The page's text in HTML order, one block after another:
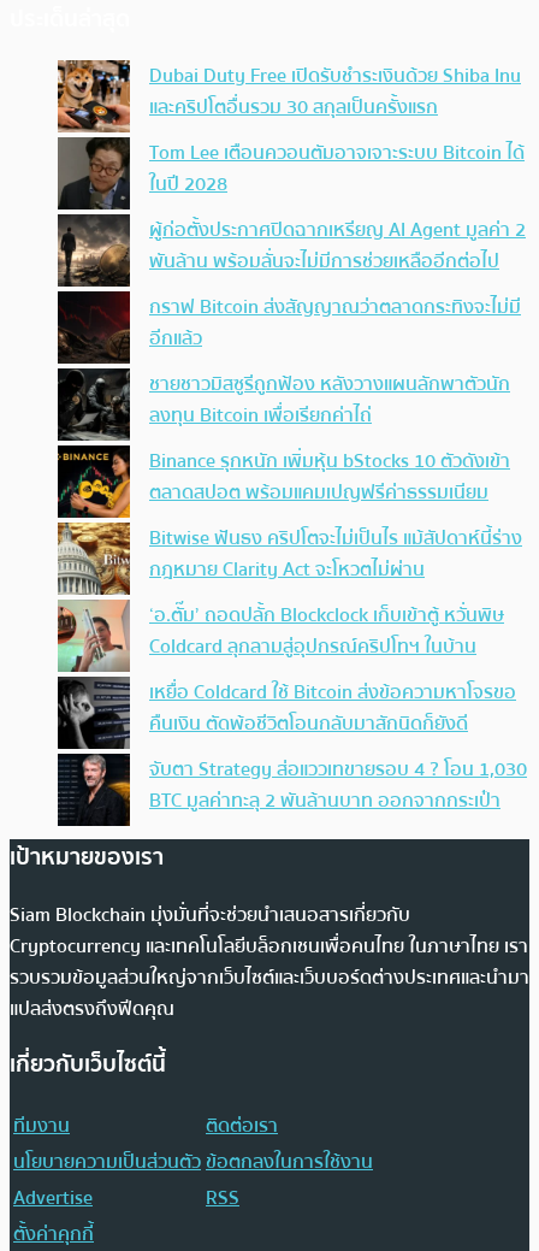
Dubai Duty Free เปิดรับชำระเงินด้วย Shiba Inu
และคริปโตอื่นรวม 30 สกุลเป็นครั้งแรก
Tom Lee เตือนควอนตัมอาจเจาะระบบ Bitcoin ได้
ในปี 2028
ผู้ก่อตั้งประกาศปิดฉากเหรียญ AI Agent มูลค่า 2
พันล้าน พร้อมลั่นจะไม่มีการช่วยเหลืออีกต่อไป
กราฟ Bitcoin ส่งสัญญาณว่าตลาดกระทิงจะไม่มี
อีกแล้ว
ชายชาวมิสซูรีถูกฟ้อง หลังวางแผนลักพาตัวนัก
ลงทุน Bitcoin เพื่อเรียกค่าไถ่
Binance รุกหนัก เพิ่มหุ้น bStocks 10 ตัวดังเข้า
ตลาดสปอต พร้อมแคมเปญฟรีค่าธรรมเนียม
Bitwise ฟันธง คริปโตจะไม่เป็นไร แม้สัปดาห์นี้ร่าง
กฎหมาย Clarity Act จะโหวตไม่ผ่าน
‘อ.ตั๊ม’ ถอดปลั้ก Blockclock เก็บเข้าตู้ หวั่นพิษ
Coldcard ลุกลามสู่อุปกรณ์คริปโทฯ ในบ้าน
เหยื่อ Coldcard ใช้ Bitcoin ส่งข้อความหาโจรขอ
คืนเงิน ตัดพ้อชีวิตโอนกลับมาสักนิดก็ยังดี
จับตา Strategy ส่อแววเทขายรอบ 4 ? โอน 1,030
BTC มูลค่าทะลุ 2 พันล้านบาท ออกจากกระเป๋า
เป้าหมายของเรา
Siam Blockchain มุ่งมั่นที่จะช่วยนำเสนอสารเกี่ยวกับ
Cryptocurrency และเทคโนโลยีบล็อกเชนเพื่อคนไทย ในภาษาไทย เรา
รวบรวมข้อมูลส่วนใหญ่จากเว็บไซต์และเว็บบอร์ดต่างประเทศและนำมา
แปลส่งตรงถึงฟีดคุณ
เกี่ยวกับเว็บไซต์นี้
ทีมงาน
ติดต่อเรา
นโยบายความเป็นส่วนตัวข้อตกลงในการใช้งาน
Advertise
RSS
ตั้งค่าคุกกี้